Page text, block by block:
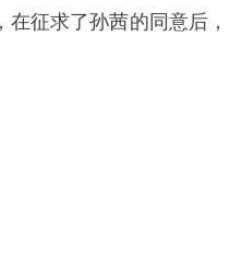
征求了孙茜的同意后，